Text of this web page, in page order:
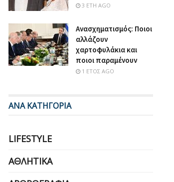
3 ΈΤΗ AGO
Ανασχηματισμός: Ποιοι
αλλάζουν
χαρτοφυλάκια και
ποιοι παραμένουν
1 ΈΤΟΣ AGO
ΑΝΑ ΚΑΤΗΓΟΡΙΑ
LIFESTYLE
ΑΘΛΗΤΙΚΆ